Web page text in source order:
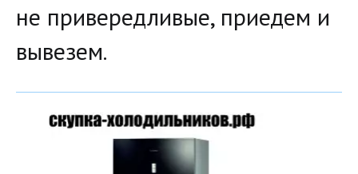
не привередливые, приедем и
вывезем.